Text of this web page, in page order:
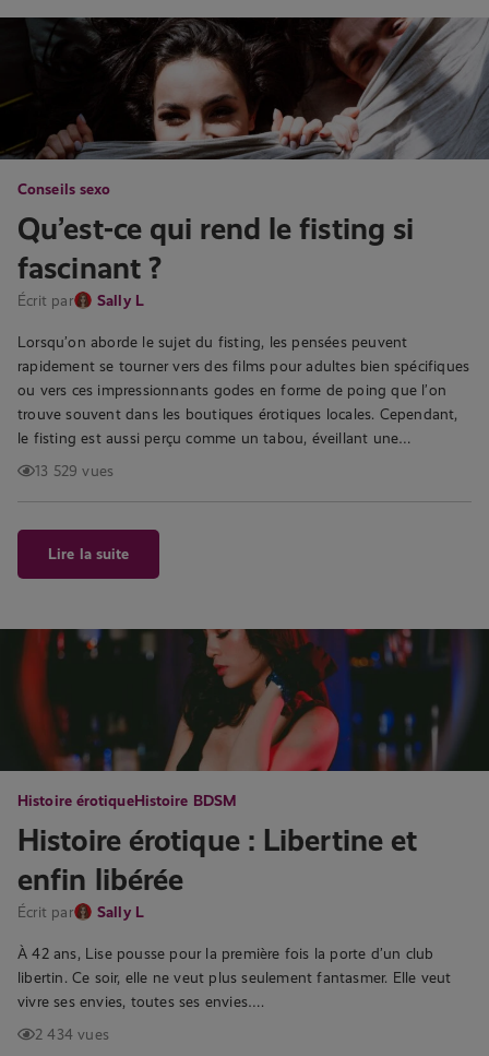
Conseils sexo
Qu’est-ce qui rend le fisting si
fascinant ?
Écrit par Sally L
Lorsqu’on aborde le sujet du fisting, les pensées peuvent
rapidement se tourner vers des films pour adultes bien spécifiques
ou vers ces impressionnants godes en forme de poing que l’on
trouve souvent dans les boutiques érotiques locales. Cependant,
le fisting est aussi perçu comme un tabou, éveillant une…
13 529 vues
Lire la suite
Histoire érotiqueHistoire BDSM
Histoire érotique : Libertine et
enfin libérée
Écrit par Sally L
À 42 ans, Lise pousse pour la première fois la porte d’un club
libertin. Ce soir, elle ne veut plus seulement fantasmer. Elle veut
vivre ses envies, toutes ses envies….
2 434 vues